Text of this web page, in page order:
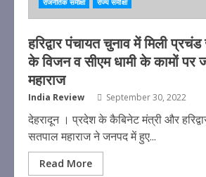
राजनैतिक समीक्षा राज्य समीक्षा
हरिद्वार पंचायत चुनाव में मिली प्रचंड
के विजन व सीएम धामी के कामों पर
महाराज
India Review September 30, 2022
देहरादून । प्रदेश के कैबिनेट मंत्री और
सतपाल महाराज ने जनपद में हुए...
Read More